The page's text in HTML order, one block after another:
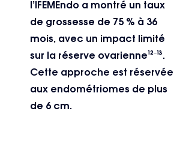
l’IFEMEndo a montré un taux
de grossesse de 75 % à 36
mois, avec un impact limité
sur la réserve ovarienne¹²⁻¹³.
Cette approche est réservée
aux endométriomes de plus
de 6 cm.